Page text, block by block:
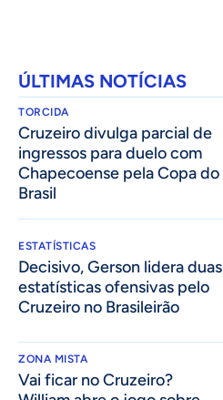
ÚLTIMAS NOTÍCIAS
TORCIDA
Cruzeiro divulga parcial de
ingressos para duelo com
Chapecoense pela Copa do
Brasil
ESTATÍSTICAS
Decisivo, Gerson lidera duas
estatísticas ofensivas pelo
Cruzeiro no Brasileirão
ZONA MISTA
Vai ficar no Cruzeiro?